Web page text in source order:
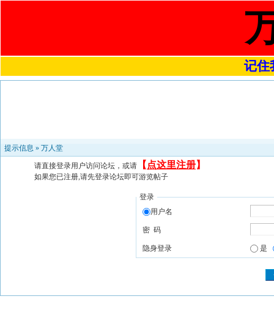
记住
提示信息 » 万人堂
请直接登录用户访问论坛，或请 【 点这里注册】
如果您已注册,请先登录论坛即可游览帖子
登录
用户名
密 码
隐身登录 是